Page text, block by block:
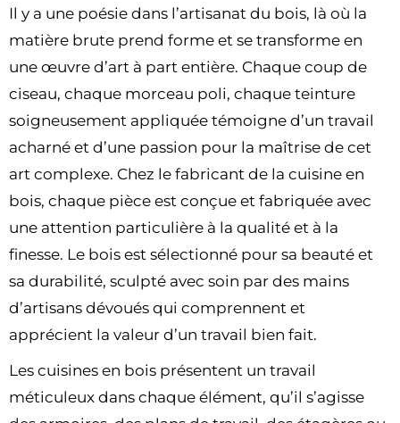
Il y a une poésie dans l’artisanat du bois, là où la
matière brute prend forme et se transforme en
une œuvre d’art à part entière. Chaque coup de
ciseau, chaque morceau poli, chaque teinture
soigneusement appliquée témoigne d’un travail
acharné et d’une passion pour la maîtrise de cet
art complexe. Chez le fabricant de la cuisine en
bois, chaque pièce est conçue et fabriquée avec
une attention particulière à la qualité et à la
finesse. Le bois est sélectionné pour sa beauté et
sa durabilité, sculpté avec soin par des mains
d’artisans dévoués qui comprennent et
apprécient la valeur d’un travail bien fait.
Les cuisines en bois présentent un travail
méticuleux dans chaque élément, qu’il s’agisse